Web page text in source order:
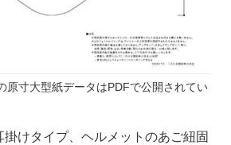
原寸大型紙データはPDFで公開されてい
けタイプ、ヘルメットのあご紐固